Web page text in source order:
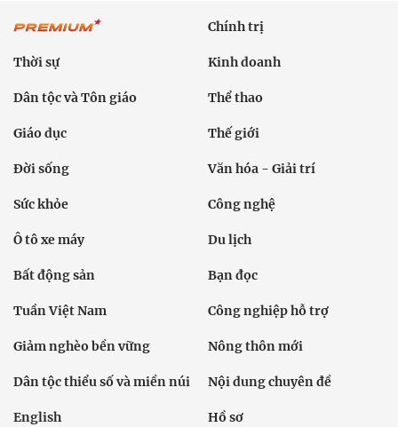
Chính trị
Thời sự Kinh doanh
Dân tộc và Tôn giáo Thể thao
Giáo dục Thế giới
Đời sống Văn hóa - Giải trí
Sức khỏe Công nghệ
Ô tô xe máy Du lịch
Bất động sản Bạn đọc
Tuần Việt Nam Công nghiệp hỗ trợ
Giảm nghèo bền vững Nông thôn mới
Dân tộc thiểu số và miền núi Nội dung chuyên đề
English Hồ sơ